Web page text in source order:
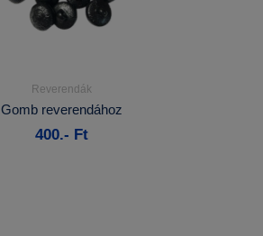
Kosárba
Reverendák
Gomb reverendához
400.- Ft